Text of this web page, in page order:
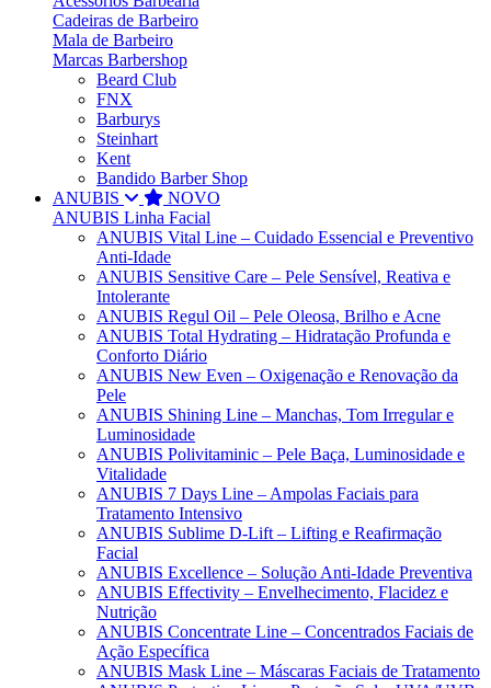
Cadeiras de Barbeiro
Mala de Barbeiro
Marcas Barbershop
Beard Club
FNX
Barburys
Steinhart
Kent
Bandido Barber Shop
ANUBIS
NOVO
ANUBIS Linha Facial
ANUBIS Vital Line – Cuidado Essencial e Preventivo
Anti-Idade
ANUBIS Sensitive Care – Pele Sensível, Reativa e
Intolerante
ANUBIS Regul Oil – Pele Oleosa, Brilho e Acne
ANUBIS Total Hydrating – Hidratação Profunda e
Conforto Diário
ANUBIS New Even – Oxigenação e Renovação da
Pele
ANUBIS Shining Line – Manchas, Tom Irregular e
Luminosidade
ANUBIS Polivitaminic – Pele Baça, Luminosidade e
Vitalidade
ANUBIS 7 Days Line – Ampolas Faciais para
Tratamento Intensivo
ANUBIS Sublime D-Lift – Lifting e Reafirmação
Facial
ANUBIS Excellence – Solução Anti-Idade Preventiva
ANUBIS Effectivity – Envelhecimento, Flacidez e
Nutrição
ANUBIS Concentrate Line – Concentrados Faciais de
Ação Específica
ANUBIS Mask Line – Máscaras Faciais de Tratamento